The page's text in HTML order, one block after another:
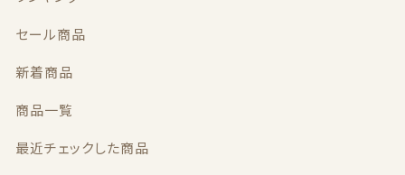
セール商品
新着商品
商品一覧
最近チェックした商品